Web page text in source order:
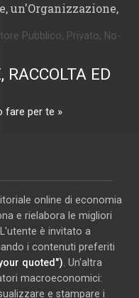
un'Organizzazione,
Pubblico, Privato, No-
RACCOLTA ED
fare per te »
online di economia
e rielabora le migliori
è invitato a
i contenuti preferiti
quoted") . Un'altra
macroeconomici:
e stampare i